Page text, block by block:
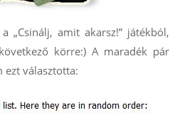
„Csinálj, amit akarsz!” játékból,
körre:) A maradék pár
ezt választotta: